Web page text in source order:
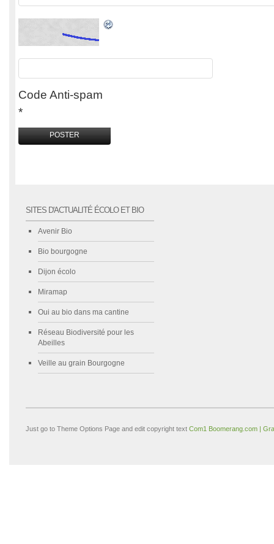
Code Anti-spam
*
SITES D'ACTUALITÉ ÉCOLO ET BIO
Avenir Bio
Bio bourgogne
Dijon écolo
Miramap
Oui au bio dans ma cantine
Réseau Biodiversité pour les
Abeilles
Veille au grain Bourgogne
Just go to Theme Options Page and edit copyright text Com1 Boomerang.com |